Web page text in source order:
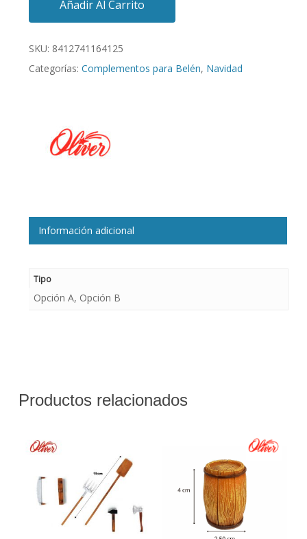
Añadir Al Carrito
SKU: 8412741164125
Categorías: Complementos para Belén, Navidad
Información adicional
Tipo
Opción A, Opción B
Productos relacionados